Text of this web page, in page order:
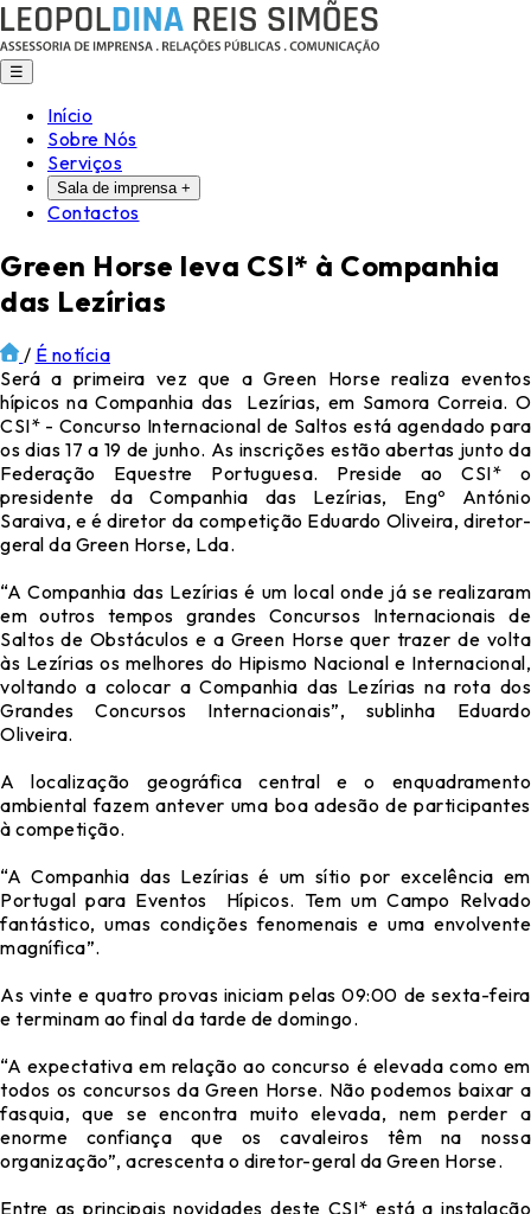
☰
Início
Sobre Nós
Serviços
Sala de imprensa +
Contactos
Green Horse leva CSI* à Companhia
das Lezírias
/ É notícia
Será a primeira vez que a Green Horse realiza eventos
hípicos na Companhia das Lezírias, em Samora Correia. O
CSI* - Concurso Internacional de Saltos está agendado para
os dias 17 a 19 de junho. As inscrições estão abertas junto da
Federação Equestre Portuguesa. Preside ao CSI* o
presidente da Companhia das Lezírias, Engº António
Saraiva, e é diretor da competição Eduardo Oliveira, diretor-
geral da Green Horse, Lda.
“A Companhia das Lezírias é um local onde já se realizaram
em outros tempos grandes Concursos Internacionais de
Saltos de Obstáculos e a Green Horse quer trazer de volta
às Lezírias os melhores do Hipismo Nacional e Internacional,
voltando a colocar a Companhia das Lezírias na rota dos
Grandes Concursos Internacionais”, sublinha Eduardo
Oliveira.
A localização geográfica central e o enquadramento
ambiental fazem antever uma boa adesão de participantes
à competição.
“A Companhia das Lezírias é um sítio por excelência em
Portugal para Eventos Hípicos. Tem um Campo Relvado
fantástico, umas condições fenomenais e uma envolvente
magnífica”.
As vinte e quatro provas iniciam pelas 09:00 de sexta-feira
e terminam ao final da tarde de domingo.
“A expectativa em relação ao concurso é elevada como em
todos os concursos da Green Horse. Não podemos baixar a
fasquia, que se encontra muito elevada, nem perder a
enorme confiança que os cavaleiros têm na nossa
organização”, acrescenta o diretor-geral da Green Horse.
Entre as principais novidades deste CSI* está a instalação